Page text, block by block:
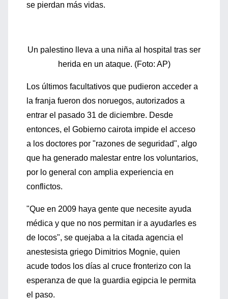
se pierdan más vidas.
Un palestino lleva a una niña al hospital tras ser
herida en un ataque. (Foto: AP)
Los últimos facultativos que pudieron acceder a
la franja fueron dos noruegos, autorizados a
entrar el pasado 31 de diciembre. Desde
entonces, el Gobierno cairota impide el acceso
a los doctores por "razones de seguridad", algo
que ha generado malestar entre los voluntarios,
por lo general con amplia experiencia en
conflictos.
"Que en 2009 haya gente que necesite ayuda
médica y que no nos permitan ir a ayudarles es
de locos", se quejaba a la citada agencia el
anestesista griego Dimitrios Mognie, quien
acude todos los días al cruce fronterizo con la
esperanza de que la guardia egipcia le permita
el paso.